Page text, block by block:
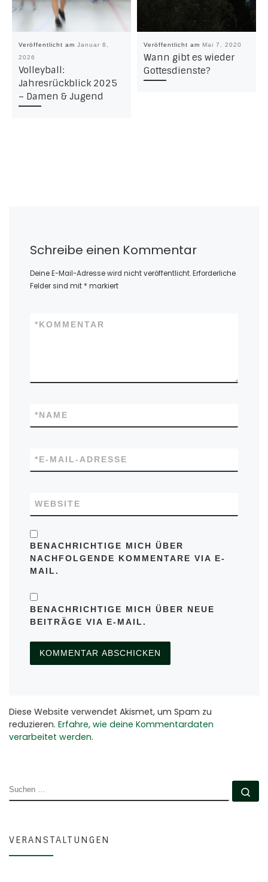
Veröffentlicht am Januar 8,
2026
Volleyball:
Jahresrückblick 2025
– Damen & Jugend
Veröffentlicht am Mai 7, 2020
Wann gibt es wieder
Gottesdienste?
Schreibe einen Kommentar
Deine E-Mail-Adresse wird nicht veröffentlicht.Erforderliche
Felder sind mit * markiert
KOMMENTAR
*
NAME
*
E-MAIL-ADRESSE
*
WEBSITE
BENACHRICHTIGE MICH ÜBER
NACHFOLGENDE KOMMENTARE VIA E-
MAIL.
BENACHRICHTIGE MICH ÜBER NEUE
BEITRÄGE VIA E-MAIL.
Diese Website verwendet Akismet, um Spam zu
reduzieren. Erfahre, wie deine Kommentardaten
verarbeitet werden.
SUCHE
VERANSTALTUNGEN